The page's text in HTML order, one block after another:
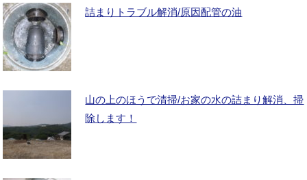
詰まりトラブル解消/原因配管の油
山の上のほうで清掃/お家の水の詰まり解消、掃
除します！